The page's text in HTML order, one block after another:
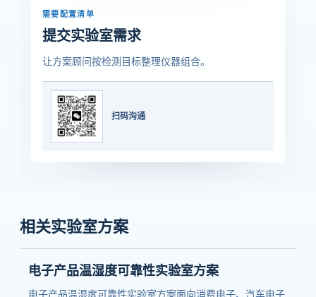
需要配置清单
提交实验室需求
让方案顾问按检测目标整理仪器组合。
扫码沟通
相关实验室方案
电子产品温湿度可靠性实验室方案
电子产品温湿度可靠性实验室方案面向消费电子、汽车电子